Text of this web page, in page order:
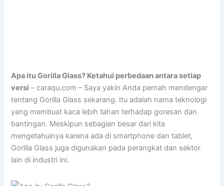
Apa itu Gorilla Glass? Ketahui perbedaan antara setiap
versi – caraqu.com – Saya yakin Anda pernah mendengar
tentang Gorilla Glass sekarang. Itu adalah nama teknologi
yang membuat kaca lebih tahan terhadap goresan dan
bantingan. Meskipun sebagian besar dari kita
mengetahuinya karena ada di smartphone dan tablet,
Gorilla Glass juga digunakan pada perangkat dan sektor
lain di industri ini.